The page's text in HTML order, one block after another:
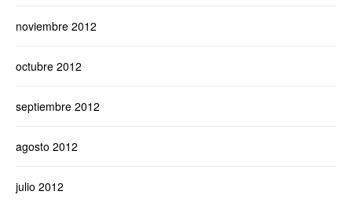
noviembre 2012
octubre 2012
septiembre 2012
agosto 2012
julio 2012